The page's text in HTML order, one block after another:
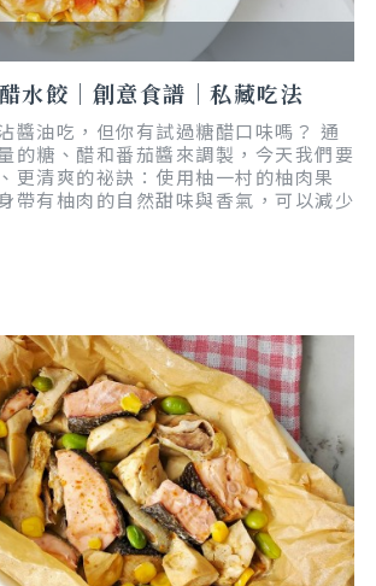
水餃｜創意食譜｜私藏吃法
醬油吃，但你有試過糖醋口味嗎？ 通
的糖、醋和番茄醬來調製，今天我們要
更清爽的祕訣：使用柚一村的柚肉果
帶有柚肉的自然甜味與香氣，可以減少